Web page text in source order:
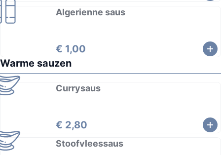
Algerienne saus
€ 1,00
Warme sauzen
Currysaus
€ 2,80
Stoofvleessaus